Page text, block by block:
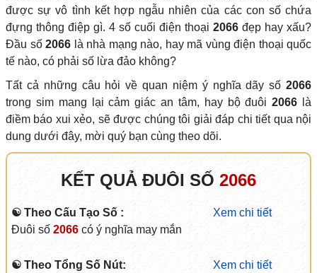
được sự vô tình kết hợp ngẫu nhiên của các con số chứa
đựng thông điệp gì. 4 số cuối điện thoại 2066 đẹp hay xấu?
Đầu số 2066 là nhà mạng nào, hay mã vùng điện thoại quốc
tế nào, có phải số lừa đảo không?
Tất cả những câu hỏi về quan niệm ý nghĩa dãy số 2066
trong sim mang lại cảm giác an tâm, hay bộ đuôi2066 là
điềm báo xui xẻo, sẽ được chúng tôi giải đáp chi tiết qua nội
dung dưới đây, mời quý bạn cùng theo dõi.
KẾT QUẢ ĐUÔI SỐ 2066
☯ Theo Cấu Tạo Số :
Xem chi tiết
Đuôi số 2066có ý nghĩa may mắn
☯ Theo Tổng Số Nút:
Xem chi tiết